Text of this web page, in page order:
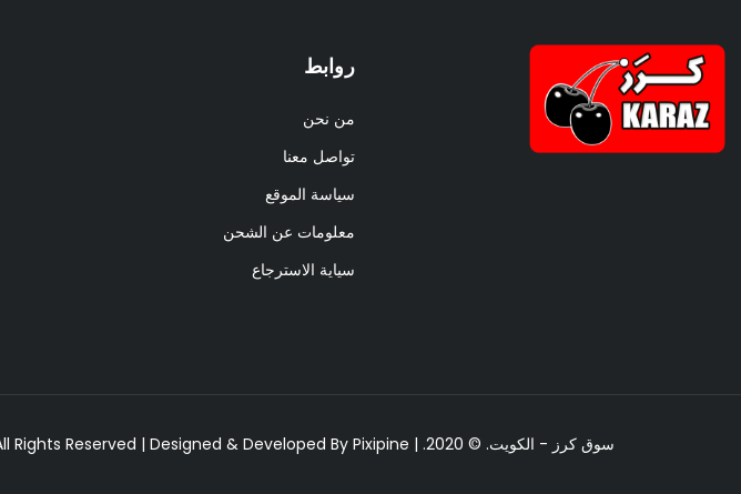
روابط
من نحن
تواصل معنا
سياسة الموقع
معلومات عن الشحن
سياية الاسترجاع
سوق كرز - الكويت. © 2020. | All Rights Reserved | Designed & Developed By Pixipine